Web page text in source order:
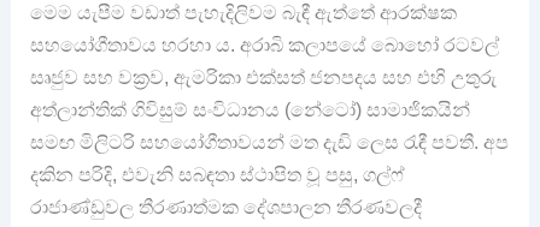
මෙම යැපීම වඩාත් පැහැදිලිවම බැඳී ඇත්තේ ආරක්ෂක
සහයෝගීතාවය හරහා ය. අරාබි කලාපයේ බොහෝ රටවල්
සෘජුව සහ වක්‍රව, ඇමරිකා එක්සත් ජනපදය සහ එහි උතුරු
අත්ලාන්තික් ගිවිසුම් සංවිධානය (නේටෝ) සාමාජිකයින්
සමඟ මිලිටරි සහයෝගීතාවයන් මත දැඩි ලෙස රැඳී පවතී. අප
දකින පරිදි, එවැනි සබඳතා ස්ථාපිත වූ පසු, ගල්ෆ්
රාජාණ්ඩුවල තීරණාත්මක දේශපාලන තීරණවලදී